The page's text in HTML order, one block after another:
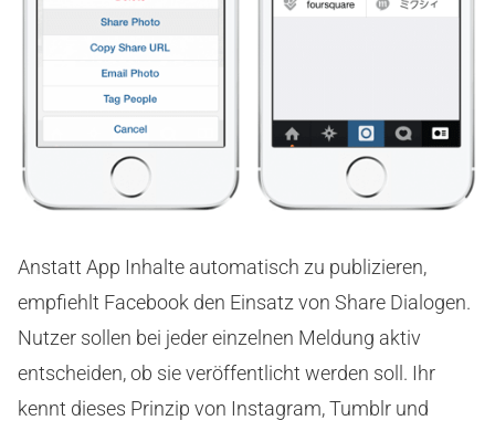
Anstatt App Inhalte automatisch zu publizieren,
empfiehlt Facebook den Einsatz von Share Dialogen.
Nutzer sollen bei jeder einzelnen Meldung aktiv
entscheiden, ob sie veröffentlicht werden soll. Ihr
kennt dieses Prinzip von Instagram, Tumblr und